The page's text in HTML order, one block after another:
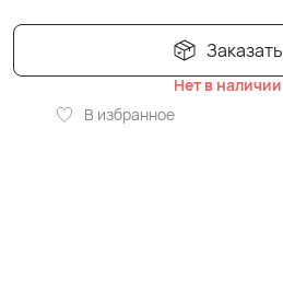
Заказать
Нет в наличии
В избранное